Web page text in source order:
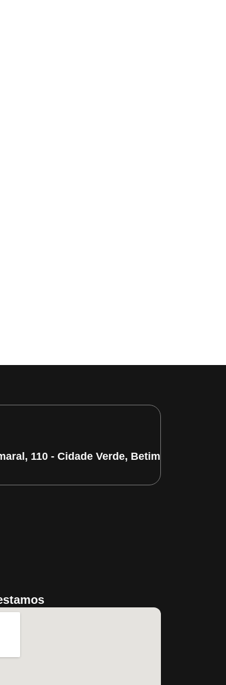
110 - Cidade Verde, Betim/MG